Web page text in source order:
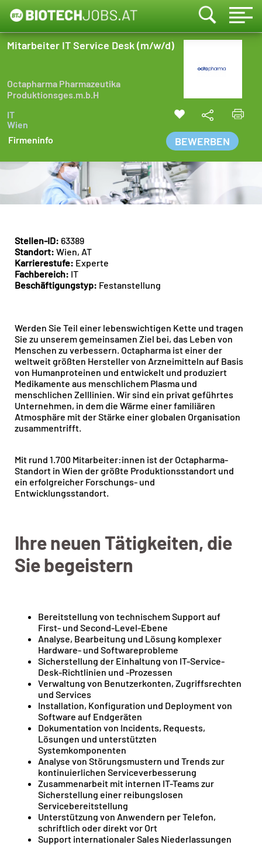
Mitarbeiter IT Service Desk (m/w/d)
Octapharma Pharmazeutika
Produktionsges.m.b.H
IT
Wien
Firmeninfo
BEWERBEN
Stellen-ID: 63389
Standort: Wien, AT
Karrierestufe: Experte
Fachbereich: IT
Beschäftigungstyp: Festanstellung
Werden Sie Teil einer lebenswichtigen Kette und tragen
Sie zu unserem gemeinsamen Ziel bei, das Leben von
Menschen zu verbessern. Octapharma ist einer der
weltweit größten Hersteller von Arzneimitteln auf Basis
von Humanproteinen und entwickelt und produziert
Medikamente aus menschlichem Plasma und
menschlichen Zelllinien. Wir sind ein privat geführtes
Unternehmen, in dem die Wärme einer familiären
Atmosphäre mit der Stärke einer globalen Organisation
zusammentrifft.
Mit rund 1.700 Mitarbeiter:innen ist der Octapharma-
Standort in Wien der größte Produktionsstandort und
ein erfolgreicher Forschungs- und
Entwicklungsstandort.
Ihre neuen Tätigkeiten, die
Sie begeistern
Bereitstellung von technischem Support auf
First- und Second-Level-Ebene
Analyse, Bearbeitung und Lösung komplexer
Hardware- und Softwareprobleme
Sicherstellung der Einhaltung von IT-Service-
Desk-Richtlinien und -Prozessen
Verwaltung von Benutzerkonten, Zugriffsrechten
und Services
Installation, Konfiguration und Deployment von
Software auf Endgeräten
Dokumentation von Incidents, Requests,
Lösungen und unterstützten
Systemkomponenten
Analyse von Störungsmustern und Trends zur
kontinuierlichen Serviceverbesserung
Zusammenarbeit mit internen IT-Teams zur
Sicherstellung einer reibungslosen
Servicebereitstellung
Unterstützung von Anwendern per Telefon,
schriftlich oder direkt vor Ort
Support internationaler Sales Niederlassungen